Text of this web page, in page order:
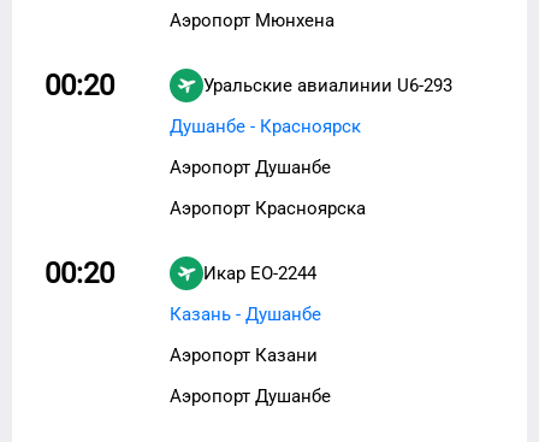
Аэропорт Мюнхена
00:20 Уральские авиалинии U6-293
Душанбе - Красноярск
Аэропорт Душанбе
Аэропорт Красноярска
00:20 Икар EO-2244
Казань - Душанбе
Аэропорт Казани
Аэропорт Душанбе